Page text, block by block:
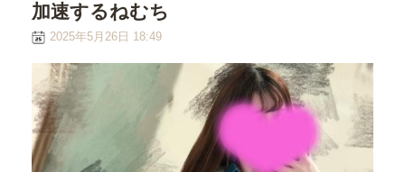
加速するねむち
2025年5月26日 18:49